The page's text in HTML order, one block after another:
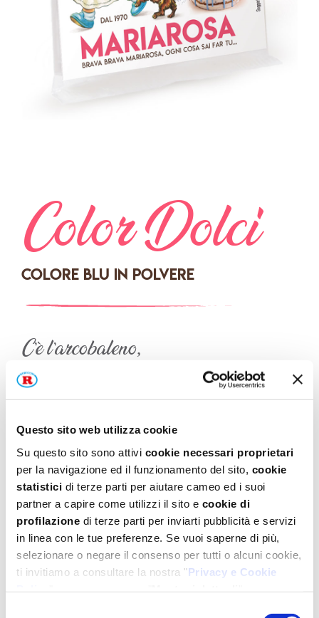
Questo sito web utilizza cookie
Su questo sito sono attivi cookie necessari proprietari
per la navigazione ed il funzionamento del sito, cookie
statistici di terze parti per aiutare cameo ed i suoi
partner a capire come utilizzi il sito e cookie di
profilazione di terze parti per inviarti pubblicità e servizi
in linea con le tue preferenze. Se vuoi saperne di più,
selezionare o negare il consenso per tutti o alcuni cookie,
ti invitiamo a consultare la nostra "Privacy e Cookie
Color Dolci
Colore blu in polvere
C’è l’arcobaleno,
ne prendo i colori:
dal cielo sereno,
li aggiungo ai sapori.
Basta poco, una magia,
ora creo con fantasia!
Color Dolci
Colore in poolvere ideale per colorare
impasti di torte, biscotti e creme.